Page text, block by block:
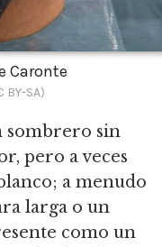
Caronte
BY-SA)
sombrero sin
pero a veces
a menudo
larga o un
como un